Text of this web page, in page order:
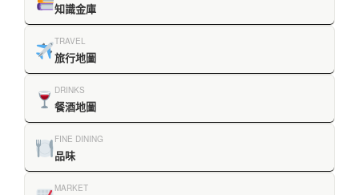
知識金庫
TRAVEL
旅行地圖
DRINKS
餐酒地圖
FINE DINING
品味
MARKET